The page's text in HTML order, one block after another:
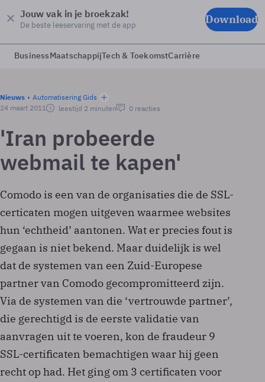
Jouw vak in je broekzak!
De beste leeservaring met de app Download
BusinessMaatschappijTech & ToekomstCarrière
Nieuws
Automatisering Gids
24 maart 2011
leestijd 2 minuten 0 reacties
'Iran probeerde
webmail te kapen'
Comodo is een van de organisaties die de SSL-
certicaten mogen uitgeven waarmee websites
hun ‘echtheid’ aantonen. Wat er precies fout is
gegaan is niet bekend. Maar duidelijk is wel
dat de systemen van een Zuid-Europese
partner van Comodo gecompromitteerd zijn.
Via de systemen van die ‘vertrouwde partner’,
die gerechtigd is de eerste validatie van
aanvragen uit te voeren, kon de fraudeur 9
SSL-certificaten bemachtigen waar hij geen
recht op had. Het ging om 3 certificaten voor